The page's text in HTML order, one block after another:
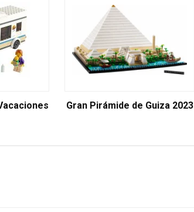
Gran Pirámide de Guiza 2023